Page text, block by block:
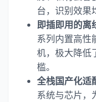
台，识别效果
即插即用的离
系列内置高性
机，极大降低
槛。
全栈国产化适
系统与芯片，